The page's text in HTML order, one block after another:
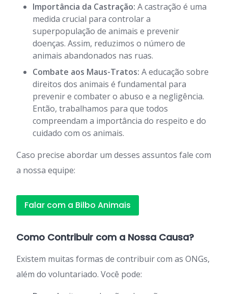
Importância da Castração: A castração é uma
medida crucial para controlar a
superpopulação de animais e prevenir
doenças. Assim, reduzimos o número de
animais abandonados nas ruas.
Combate aos Maus-Tratos: A educação sobre
direitos dos animais é fundamental para
prevenir e combater o abuso e a negligência.
Então, trabalhamos para que todos
compreendam a importância do respeito e do
cuidado com os animais.
Caso precise abordar um desses assuntos fale com
a nossa equipe:
Falar com a Bilbo Animais
Como Contribuir com a Nossa Causa?
Existem muitas formas de contribuir com as ONGs,
além do voluntariado. Você pode: